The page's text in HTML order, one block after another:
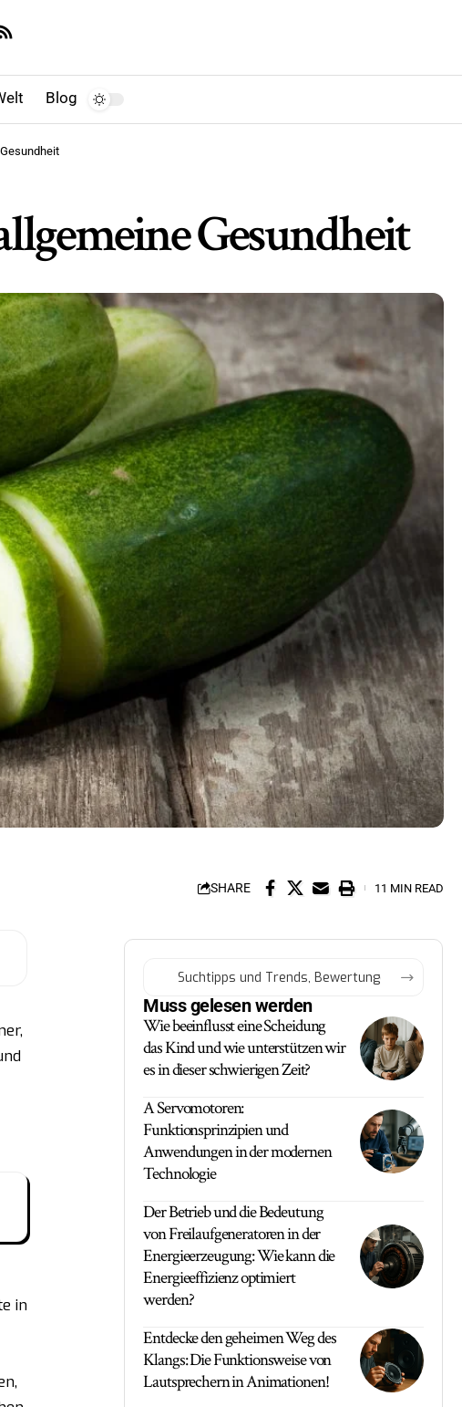
Blog
Gesundheit
SHARE 11 MIN READ
in
Muss gelesen werden
Wie beeinflusst eine Scheidung
das Kind und wie unterstützen wir
es in dieser schwierigen Zeit?
A Servomotoren:
Funktionsprinzipien und
Anwendungen in der modernen
Technologie
Der Betrieb und die Bedeutung
von Freilaufgeneratoren in der
Energieerzeugung: Wie kann die
Energieeffizienz optimiert
werden?
Entdecke den geheimen Weg des
Klangs: Die Funktionsweise von
Lautsprechern in Animationen!